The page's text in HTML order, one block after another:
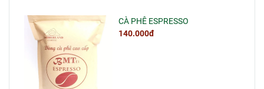
CÀ PHÊ ESPRESSO
140.000đ